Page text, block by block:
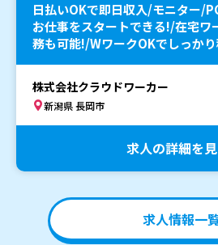
日払いOKで即日収入/モニター/
お仕事をスタートできる!/在宅
務も可能!/WワークOKでしっか
株式会社クラウドワーカー
新潟県 長岡市
求人の詳細を
求人情報一